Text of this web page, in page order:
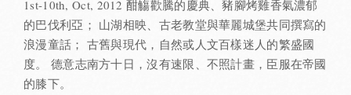
1st-10th, Oct, 2012 酣觴歡騰的慶典、豬腳烤雞香氣濃郁
的巴伐利亞； 山湖相映、古老教堂與華麗城堡共同撰寫的
浪漫童話； 古舊與現代，自然或人文百樣迷人的繁盛國
度。 德意志南方十日，沒有速限、不照計畫，臣服在帝國
的膝下。